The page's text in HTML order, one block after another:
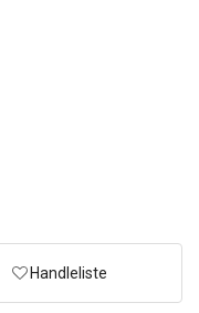
Handleliste